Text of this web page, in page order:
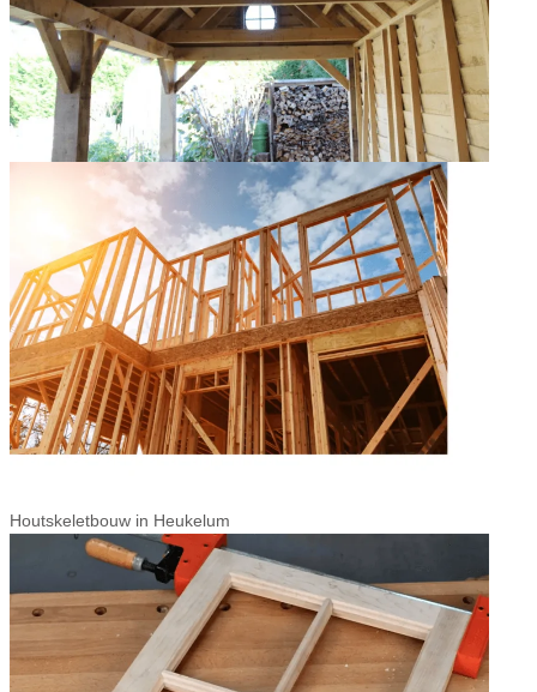
Houtskeletbouw in Heukelum